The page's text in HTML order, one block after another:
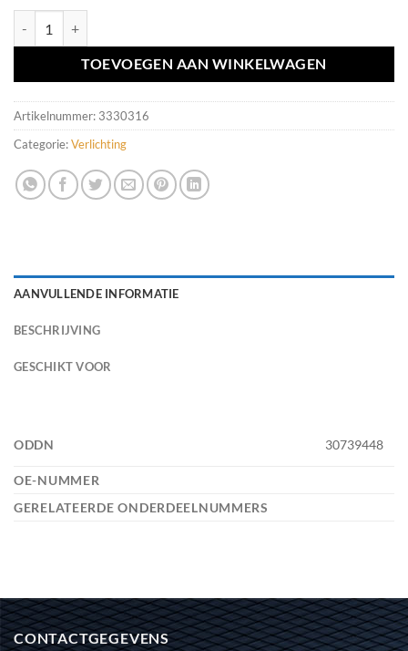
TOEVOEGEN AAN WINKELWAGEN
Artikelnummer: 3330316
Categorie:Verlichting
AANVULLENDE INFORMATIE
BESCHRIJVING
GESCHIKT VOOR
ODDN 30739448
OE-NUMMER
GERELATEERDE ONDERDEELNUMMERS
CONTACTGEGEVENS